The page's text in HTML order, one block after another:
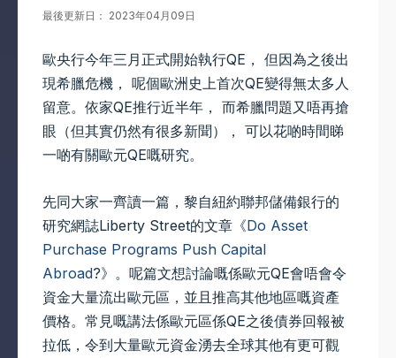
最後更新日： 2023年04月09日
歐央行今年三月正式開始執行QE， 但因為之後出
現希臘危機， 呢個歐洲史上首次QE變得無太多人
留意。依家QE推行近半年， 而希臘問題又唔再搶
眼（但其實仍然有很多新聞）， 可以花啲時間睇
一啲有關歐元QE嘅研究。
先同大家一齊讀一篇，黎自紐約聯邦儲備銀行的
研究網誌Liberty Street的文章《Do Asset
Purchase Programs Push Capital
Abroad?》。呢篇文想討論嘅係歐元QE會唔會令
資金大量流出歐元區，並且推高其他地區嘅資產
價格。常見嘅講法係歐元區係QE之後債券回報被
拉低，令到大量歐元資金湧去全球其他有更可觀